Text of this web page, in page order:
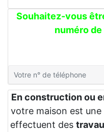
Souhaitez-vous
numéro
En construction ou
votre maison est
effectuent des